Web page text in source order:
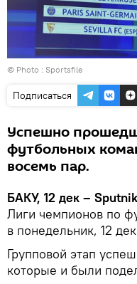
© Photo : Sportsfile
Подписаться
Успешно
футбольных
восемь пар.
БАКУ, 12 дек –
Лиги чемпионов по
в понедельник, 12
Групповой этап
которые и были